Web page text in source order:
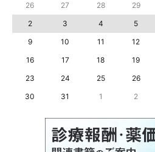
26 27 28 29
2
3 4 5
9
10 11 12
16
17 18 19
23
24 25 26
30
31 1 2